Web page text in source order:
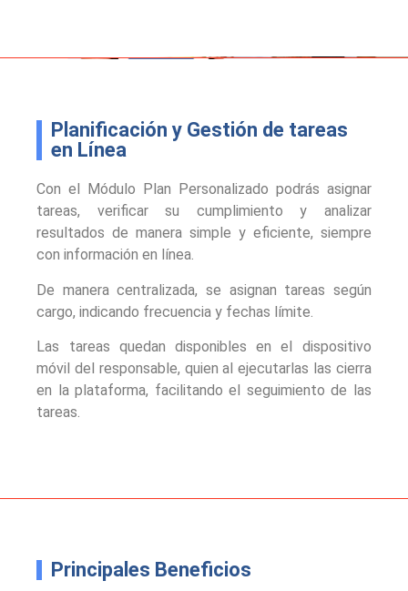
Planificación y Gestión de tareas
en Línea
Con el Módulo Plan Personalizado podrás asignar
tareas, verificar su cumplimiento y analizar
resultados de manera simple y eficiente, siempre
con información en línea.
De manera centralizada, se asignan tareas según
cargo, indicando frecuencia y fechas límite.
Las tareas quedan disponibles en el dispositivo
móvil del responsable, quien al ejecutarlas las cierra
en la plataforma, facilitando el seguimiento de las
tareas.
Principales Beneficios